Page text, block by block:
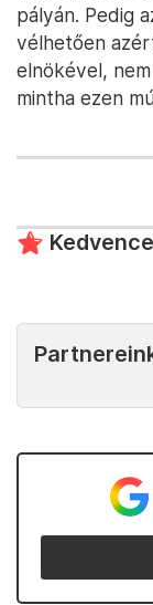
pályán. Pedig
vélhetően
elnökével,
mintha ezen